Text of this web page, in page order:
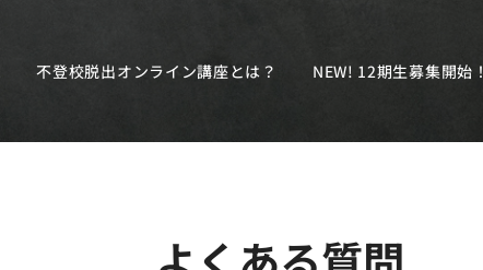
不登校脱出オンライン講座とは？ NEW! 12期生募集開始！